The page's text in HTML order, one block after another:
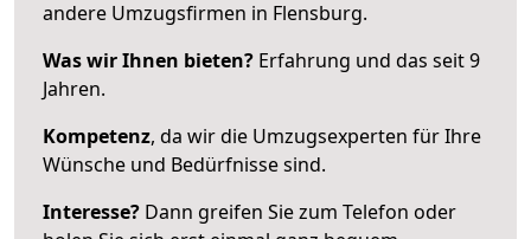
andere Umzugsfirmen in Flensburg.
Was wir Ihnen bieten? Erfahrung und das seit 9
Jahren.
Kompetenz, da wir die Umzugsexperten für Ihre
Wünsche und Bedürfnisse sind.
Interesse? Dann greifen Sie zum Telefon oder